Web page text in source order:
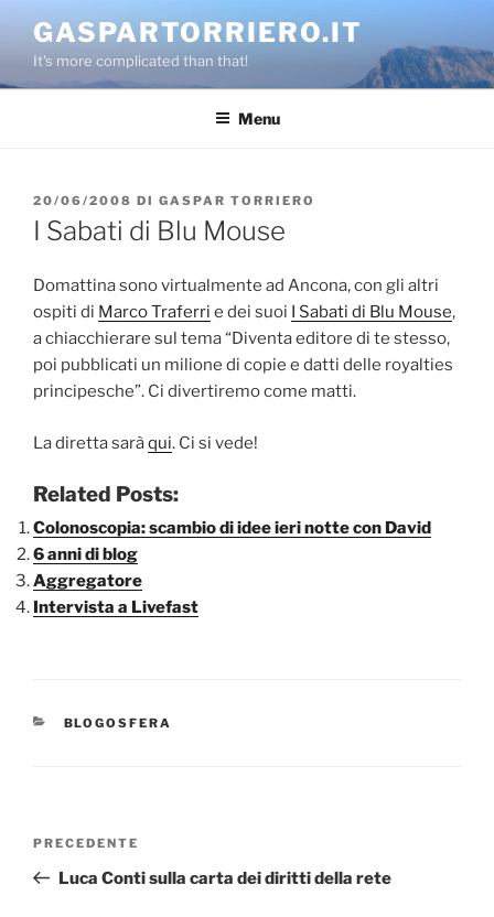
contenuto
GASPARTORRIERO.IT
It's more complicated than that!
Menu
PUBBLICATO
IL
20/06/2008 DI GASPAR TORRIERO
I Sabati di Blu Mouse
Domattina sono virtualmente ad Ancona, con gli altri
ospiti di Marco Traferri e dei suoi I Sabati di Blu Mouse,
a chiacchierare sul tema “Diventa editore di te stesso,
poi pubblicati un milione di copie e datti delle royalties
principesche”. Ci divertiremo come matti.
La diretta saràqui. Ci si vede!
Related Posts:
Colonoscopia: scambio di idee ieri notte con David
6 anni di blog
Aggregatore
Intervista a Livefast
CATEGORIE
BLOGOSFERA
Articolo
precedente:
PRECEDENTE
Luca Conti sulla carta dei diritti della rete